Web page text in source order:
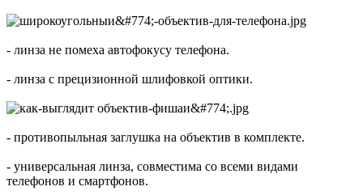
- линза не помеха автофокусу телефона.
- линза с прецизионной шлифовкой оптики.
- противопыльная заглушка на объектив в комплекте.
- универсальная линза, совместима со всеми видами
телефонов и смартфонов.